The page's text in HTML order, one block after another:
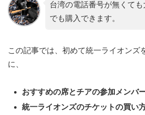
台湾の電話番号が無くて
でも購入できます。
この記事では、初めて統一ライオンズ
に、
おすすめの席とチアの参加メンバ
統一ライオンズのチケットの買い